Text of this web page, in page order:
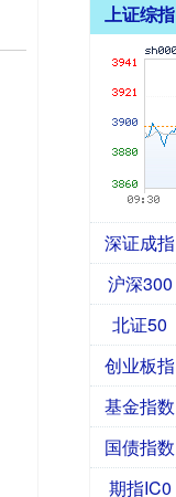
上证综指
深证成指
沪深300
北证50
创业板指
基金指数
国债指数
期指IC0